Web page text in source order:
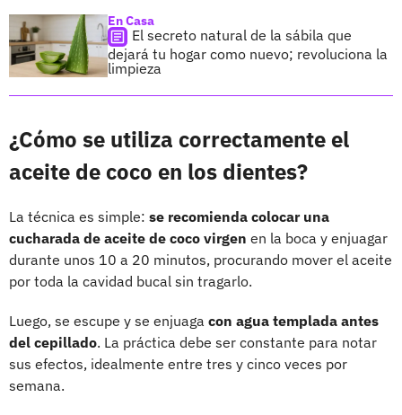
En Casa
El secreto natural de la sábila que
dejará tu hogar como nuevo; revoluciona la
limpieza
¿Cómo se utiliza correctamente el
aceite de coco en los dientes?
La técnica es simple: se recomienda colocar una
cucharada de aceite de coco virgen en la boca y enjuagar
durante unos 10 a 20 minutos, procurando mover el aceite
por toda la cavidad bucal sin tragarlo.
Luego, se escupe y se enjuaga con agua templada antes
del cepillado. La práctica debe ser constante para notar
sus efectos, idealmente entre tres y cinco veces por
semana.